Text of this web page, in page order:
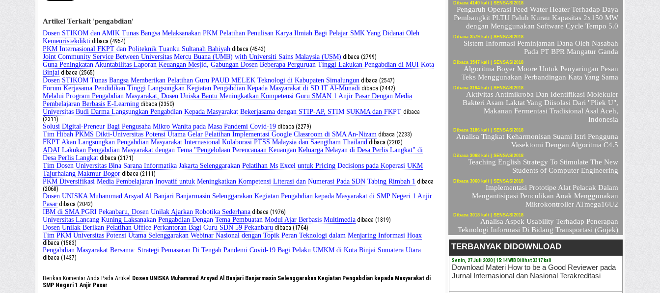
Artikel Terkait 'pengabdian'
Dosen STIKOM dan AMIK Tunas Bangsa Melaksanakan PKM Pelatihan Penulisan Karya Ilmiah Bagi Pelajar SMK Yang Didanai Oleh
Kemenristekdikti dibaca (4954)
PKM Internasional FKPT dan Politeknik Tuanku Sultanah Bahiyah dibaca (4543)
Joint Community Service Between Universitas Mercu Buana (UMB) with Universiti Sains Malaysia (USM) dibaca (2799)
Guna Peningkatan Akuntabilitas Laporan Keuangan Mesjid, Gabungan Dosen Beberapa Perguruan Tinggi Lakukan Pengabdian di MUI Kota
Binjai dibaca (2565)
Dosen STIKOM Tunas Bangsa Memberikan Pelatihan Guru PAUD MELEK Teknologi di Kabupaten Simalungun dibaca (2547)
Forum Kerjasama Pendidikan Tinggi Langsungkan Kegiatan Pengabdian Kepada Masyarakat di SD IT Al-Munadi dibaca (2442)
Melalui Program Pengabdian Masyarakat, Dosen Uniska Bantu Meningkatkan Kompetensi Guru SMAN 1 Anjir Pasar Dengan Media
Pembelajaran Berbasis E-Learning dibaca (2350)
Universitas Budi Darma Langsungkan Pengabdian Kepada Masyarakat Bekerjasama dengan STIP-AP, STIM SUKMA dan FKPT dibaca
(2311)
Solusi Digital-Preneur Bagi Pengusaha Mikro Wanita pada Masa Pandemi Covid-19 dibaca (2279)
Tim Hibah PKMS Dikti-Universitas Potensi Utama Gelar Pelatihan Implementasi Google Classroom di SMA An-Nizam dibaca (2233)
FKPT Akan Langsungkan Pengabdian Masyarakat Internasional Kolaborasi PTSS Malaysia dan Saengtham Thailand dibaca (2202)
ADAI Lakukan Pengabdian Masyarakat dengan Tema "Pengelolaan Perencanaan Keuangan Keluarga Nelayan di Desa Perlis Langkat" di
Desa Perlis Langkat dibaca (2171)
Tim Dosen Universitas Bina Sarana Informatika Jakarta Selenggarakan Pelatihan Ms Excel untuk Pricing Decisions pada Koperasi UKM
Tajurhalang Makmur Bogor dibaca (2111)
PKM Diversifikasi Media Pembelajaran Inovatif untuk Meningkatkan Kompetensi Literasi dan Numerasi Pada SDN Tabing Rimbah 1 dibaca
(2068)
Dosen UNISKA Muhammad Arsyad Al Banjari Banjarmasin Selenggarakan Kegiatan Pengabdian kepada Masyarakat di SMP Negeri 1 Anjir
Pasar dibaca (2042)
IBM di SMA PGRI Pekanbaru, Dosen Unilak Ajarkan Robotika Sederhana dibaca (1976)
Universitas Lancang Kuning Laksanakan Pengabdian Dengan Tema Pembuatan Modul Ajar Berbasis Multimedia dibaca (1819)
Dosen Unilak Berikan Pelatihan Office Perkantoran Bagi Guru SDN 59 Pekanbaru dibaca (1764)
Tim PKM Universitas Potensi Utama Selenggarakan Webinar Nasional dengan Topik Peran Teknologi dalam Menjaring Informasi Hoax
dibaca (1583)
Pengabdian Masyarakat Bersama: Strategi Pemasaran Di Tengah Pandemi Covid-19 Bagi Pelaku UMKM di Kota Binjai Sumatera Utara
dibaca (1437)
Berikan Komentar Anda Pada Artikel Dosen UNISKA Muhammad Arsyad Al Banjari Banjarmasin Selenggarakan Kegiatan Pengabdian kepada Masyarakat di
SMP Negeri 1 Anjir Pasar
Dibaca 4140 kali | SENSASI2018
Pengaruh Operasi Feed Water Heater Terhadap Daya
Pembangkit PLTU Paluh Kurau Kapasitas 2x150 MW
dengan Menggunakan Software Cycle Tempo 5.0
Dibaca 3579 kali | SENSASI2018
Sistem Informasi Peminjaman Dana Oleh Nasabah
Pada PT BPR Mangatur Ganda
Dibaca 3547 kali | SENSASI2018
Algoritma Boyer Moore Untuk Penyaringan Pesan
Teks Menggunakan Perbandingan Kata Yang Sama
Dibaca 3194 kali | SENSASI2018
Aktivitas Antimikroba Dan Identifikasi Molekuler
Bakteri Asam Laktat Yang Diisolasi Dari "Pliek U",
Makanan Fermentasi Tradisional Asal Aceh,
Indonesia
Dibaca 3186 kali | SENSASI2018
Analisa Tingkat Keharmonisan Suami Istri Pengguna
Vasektomi Dengan Algoritma C4.5
Dibaca 3068 kali | SENSASI2018
Teaching English Strategy To Stimulate The New
Students of Computer Engineering
Dibaca 3060 kali | SENSASI2018
Implementasi Prototipe Alat Pelacak Dalam
Mengantisipasi Penculikan Anak Menggunakan
Mikrokontroller ATmega16U2
Dibaca 3018 kali | SENSASI2018
Analisa Aspek Usability Terhadap Penerapan
Teknologi Informasi Di Bidang Transportasi (Gojek)
TERBANYAK DIDOWNLOAD
Senin, 27 Juli 2020 | 15:14 WIB Dilihat 3317 kali
Download Materi How to be a Good Reviewer pada
Jurnal Internasional dan Nasional Terakreditasi